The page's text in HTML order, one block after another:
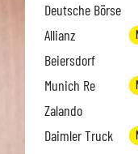
Deutsche Börse
Allianz
Beiersdorf
Munich Re
Zalando
Daimler Truck